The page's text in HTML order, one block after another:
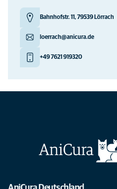
Bahnhofstr. 11, 79539 Lörrach
loerrach@anicura.de
+49 7621 919320